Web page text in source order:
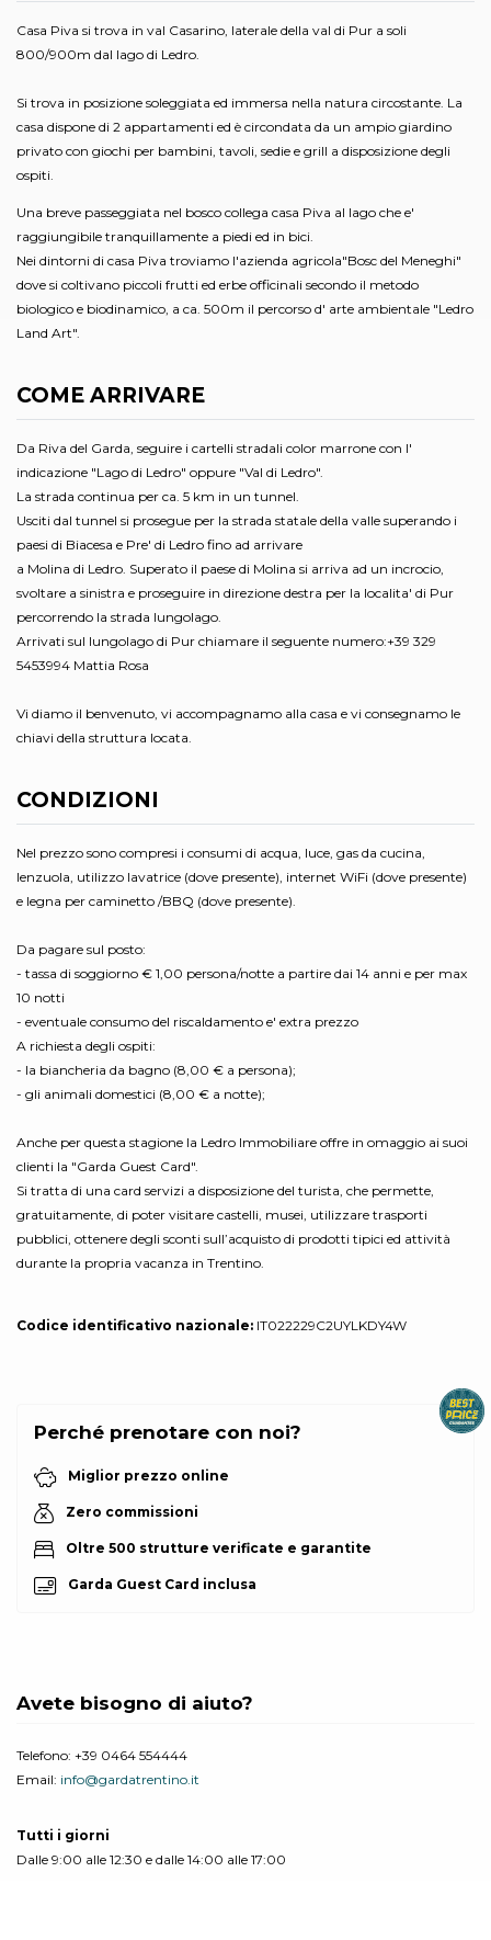
Casa Piva si trova in val Casarino, laterale della val di Pur a soli
800/900m dal lago di Ledro.
Si trova in posizione soleggiata ed immersa nella natura circostante. La
casa dispone di 2 appartamenti ed è circondata da un ampio giardino
privato con giochi per bambini, tavoli, sedie e grill a disposizione degli
ospiti.
Una breve passeggiata nel bosco collega casa Piva al lago che e'
raggiungibile tranquillamente a piedi ed in bici.
Nei dintorni di casa Piva troviamo l'azienda agricola"Bosc del Meneghi"
dove si coltivano piccoli frutti ed erbe officinali secondo il metodo
biologico e biodinamico, a ca. 500m il percorso d' arte ambientale "Ledro
Land Art".
COME ARRIVARE
Da Riva del Garda, seguire i cartelli stradali color marrone con l'
indicazione "Lago di Ledro" oppure "Val di Ledro".
La strada continua per ca. 5 km in un tunnel.
Usciti dal tunnel si prosegue per la strada statale della valle superando i
paesi di Biacesa e Pre' di Ledro fino ad arrivare
a Molina di Ledro. Superato il paese di Molina si arriva ad un incrocio,
svoltare a sinistra e proseguire in direzione destra per la localita' di Pur
percorrendo la strada lungolago.
Arrivati sul lungolago di Pur chiamare il seguente numero:+39 329
5453994 Mattia Rosa
Vi diamo il benvenuto, vi accompagnamo alla casa e vi consegnamo le
chiavi della struttura locata.
CONDIZIONI
Nel prezzo sono compresi i consumi di acqua, luce, gas da cucina,
lenzuola, utilizzo lavatrice (dove presente), internet WiFi (dove presente)
e legna per caminetto /BBQ (dove presente).
Da pagare sul posto:
- tassa di soggiorno € 1,00 persona/notte a partire dai 14 anni e per max
10 notti
- eventuale consumo del riscaldamento e' extra prezzo
A richiesta degli ospiti:
- la biancheria da bagno (8,00 € a persona);
- gli animali domestici (8,00 € a notte);
Anche per questa stagione la Ledro Immobiliare offre in omaggio ai suoi
clienti la "Garda Guest Card".
Si tratta di una card servizi a disposizione del turista, che permette,
gratuitamente, di poter visitare castelli, musei, utilizzare trasporti
pubblici, ottenere degli sconti sull’acquisto di prodotti tipici ed attività
durante la propria vacanza in Trentino.
Codice identificativo nazionale: IT022229C2UYLKDY4W
Perché prenotare con noi?
Miglior prezzo online
Zero commissioni
Oltre 500 strutture verificate e garantite
Garda Guest Card inclusa
Avete bisogno di aiuto?
Telefono: +39 0464 554444
Email: info@gardatrentino.it
Tutti i giorni
Dalle 9:00 alle 12:30 e dalle 14:00 alle 17:00